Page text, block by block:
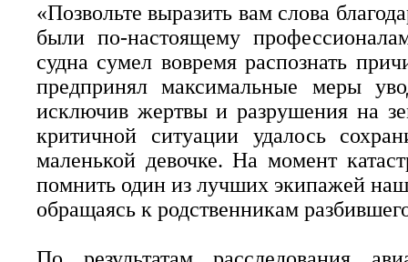
«Позвольте выразить вам слова
были по-настоящему
судна сумел вовремя распознать
предпринял максимальные меры
исключив жертвы и разрушения на
критичной ситуации удалось
маленькой девочке. На момент
помнить один из лучших экипажей
обращаясь к родственникам